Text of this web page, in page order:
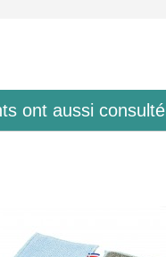
ont aussi consulté